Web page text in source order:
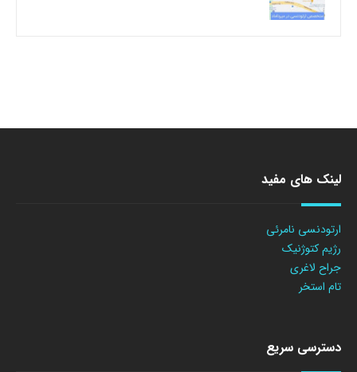
لینک های مفید
ارتودنسی نامرئی
رژیم کتوژنیک
جراح لاغری
تام استخر
دسترسی سریع